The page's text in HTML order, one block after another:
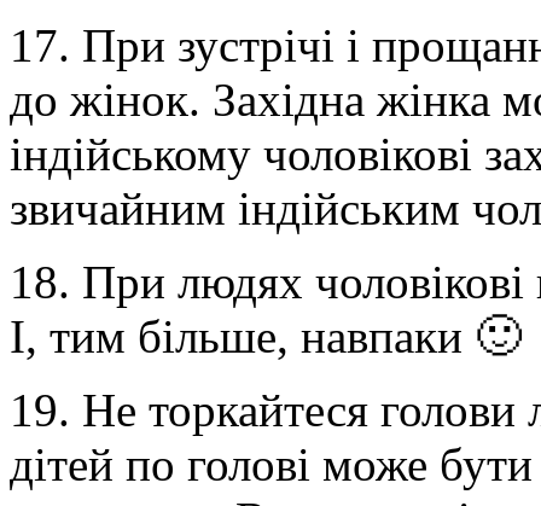
17. При зустрічі і
до жінок. Західна жінка
індійському чоловікові
звичайним індійським
18. При людях
І, тим більше, навпаки 🙂
19. Не торкайтеся
дітей по голові може